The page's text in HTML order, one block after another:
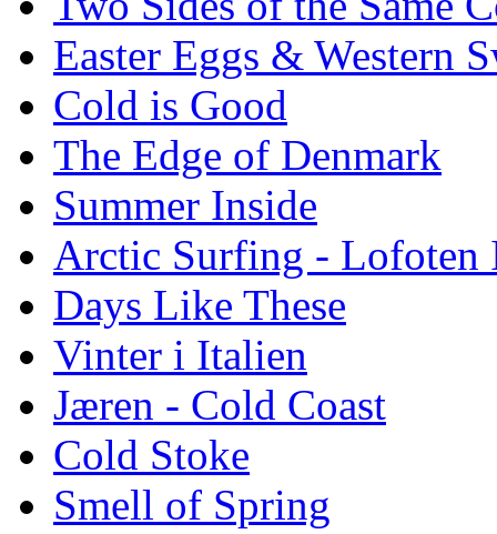
Easter Eggs & Western
Cold is Good
The Edge of Denmark
Summer Inside
Arctic Surfing - Lofoten
Days Like These
Vinter i Italien
Jæren - Cold Coast
Cold Stoke
Smell of Spring